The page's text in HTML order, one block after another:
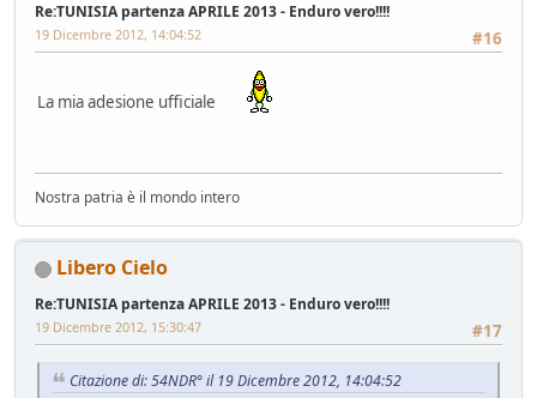
Re:TUNISIA partenza APRILE 2013 - Enduro vero!!!!
#16
19 Dicembre 2012, 14:04:52
La mia adesione ufficiale
Nostra patria è il mondo intero
Libero Cielo
Re:TUNISIA partenza APRILE 2013 - Enduro vero!!!!
#17
19 Dicembre 2012, 15:30:47
Citazione di: 54NDR° il 19 Dicembre 2012, 14:04:52